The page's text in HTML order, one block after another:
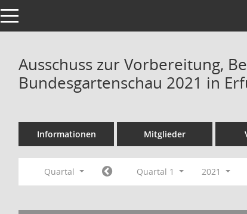
Toggle navigation
Ausschuss zur Vorbereitung,
Bundesgartenschau 2021 in
Informationen Mitglieder
Quartal Quartal 1 2021